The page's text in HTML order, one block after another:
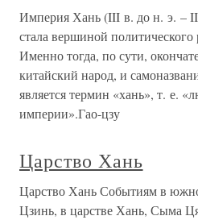
Империя Хань (III в. до н. э. –
стала вершиной
Именно тогда, по сути,
китайский народ, и
является термин «хань», т. е.
империи».Гао-цзу
Царство Хань
Царство Хань Событиям в
Цзинь, в царстве Хань, Сыма